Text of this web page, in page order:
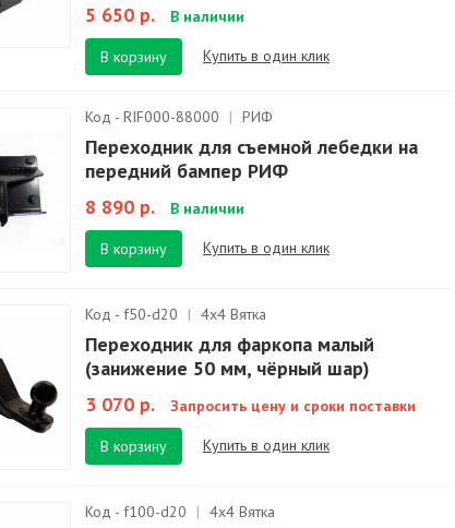
5 650 р. В наличии
В корзину Купить в один клик
Код - RIF000-88000 | РИФ
Переходник для съемной лебедки на
передний бампер РИФ
8 890 р.
В наличии
В корзину Купить в один клик
Код - f50-d20 | 4х4 Вятка
Переходник для фаркопа малый
(занижение 50 мм, чёрный шар)
3 070 р.
Запросить цену и сроки поставки
В корзину Купить в один клик
Код - f100-d20 | 4х4 Вятка